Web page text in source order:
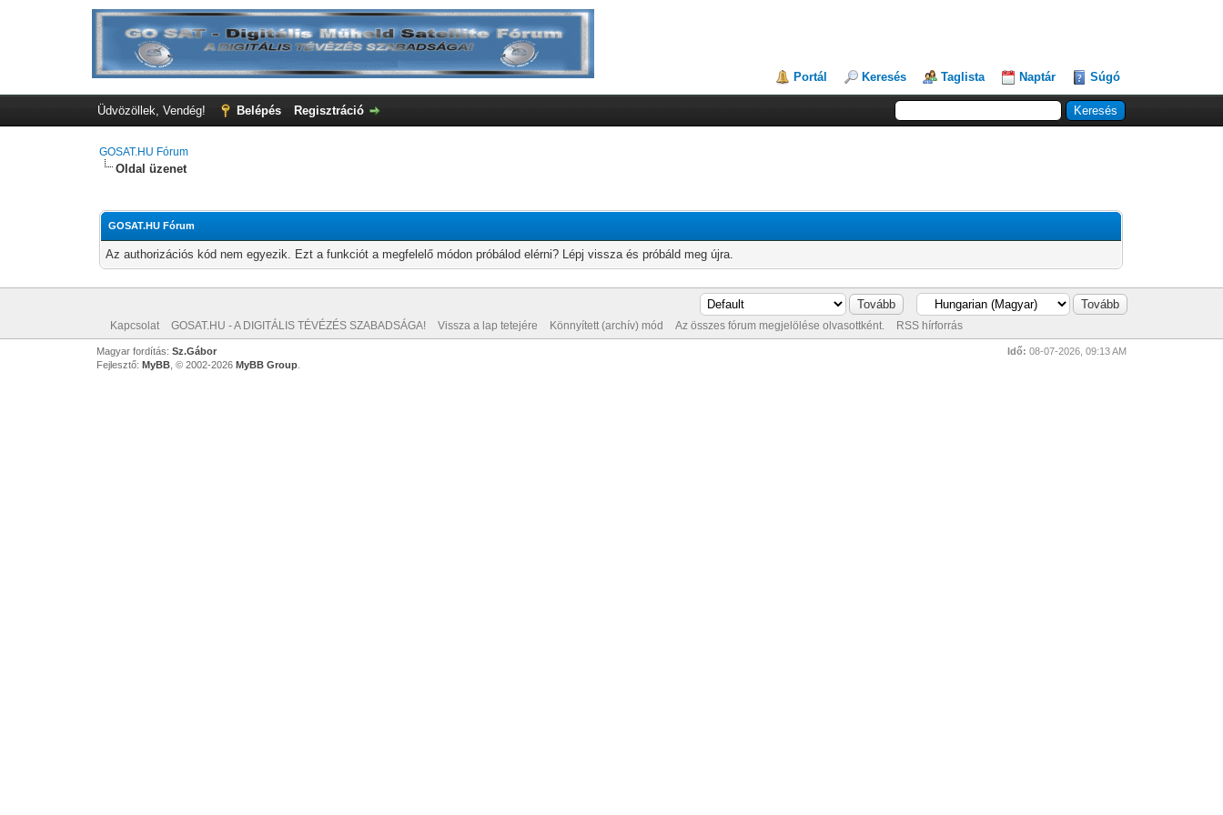
Portál Keresés Taglista Naptár Súgó
Üdvözöllek, Vendég! Belépés Regisztráció
GOSAT.HU Fórum
Oldal üzenet
GOSAT.HU Fórum
Az authorizációs kód nem egyezik. Ezt a funkciót a megfelelő módon próbálod elérni? Lépj vissza és próbáld meg újra.
Kapcsolat GOSAT.HU - A DIGITÁLIS TÉVÉZÉS SZABADSÁGA! Vissza a lap tetejére Könnyített (archív) mód Az összes fórum megjelölése olvasottként. RSS hírforrás
Idő: 08-07-2026, 09:13 AM
Magyar fordítás: Sz.Gábor
Fejlesztő: MyBB, © 2002-2026 MyBB Group.